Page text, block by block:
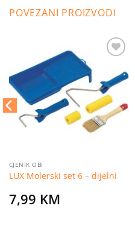
POVEZANI PROIZVODI
listu
želja
CJENIK OBI
LUX Molerski set 6 – dijelni
7,99 KM